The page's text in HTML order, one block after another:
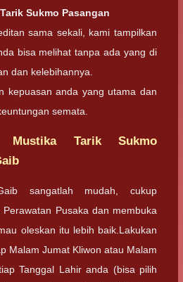
Sukmo Pasangan
sama sekali, kami tampilkan
bisa melihat tanpa ada yang di
dan kelebihannya.
kepuasan anda yang utama dan
semata.
Mustika Tarik Sukmo
sangatlah mudah, cukup
Pusaka dan membuka
oleskan itu lebih baik.Lakukan
Malam Jumat Kliwon atau Malam
Tanggal Lahir anda (bisa pilih